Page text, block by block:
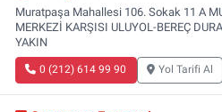
Muratpaşa Mahallesi 106. Sokak 11 A
MERKEZİ KARŞISI ULUYOL-BEREÇ
YAKIN
0 (212) 614 99 90 Yol Tarifi Al